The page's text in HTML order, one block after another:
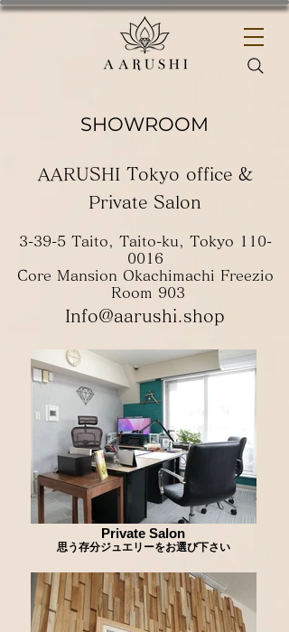
SHOWROOM
AARUSHI Tokyo office &
Private Salon
3-39-5 Taito, Taito-ku, Tokyo
110-
0016
Core Mansion Okachimachi Freezio
Room 903
Info@aarushi.shop
Private Salon
思う存分ジュエリーをお選び下さい